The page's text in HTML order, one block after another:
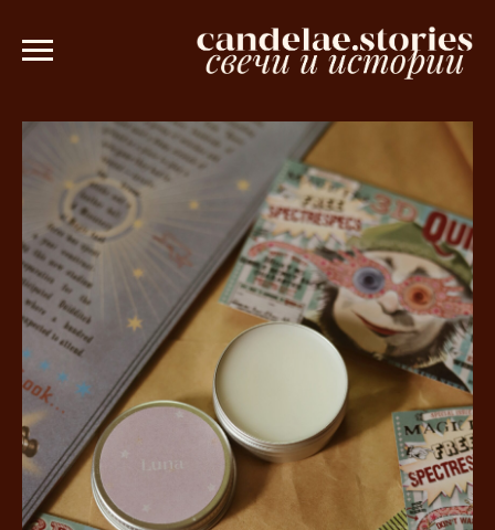
рублей 💫 Ароматическое саше